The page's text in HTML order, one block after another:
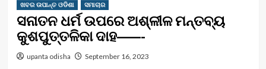
ଖବର ଉପାନ୍ତ ଓଡିଶା ସମାଚାର
ସନାତନ ଧର୍ମ ଉପରେ ଅଶ୍ଳୀଳ ମନ୍ତବ୍ୟ
କୁଶପୁତ୍ତଳିକା ଦାହ——-
upanta odisha September 16, 2023